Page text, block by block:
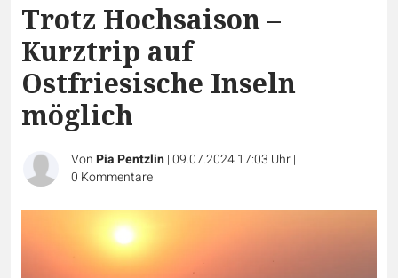
Trotz Hochsaison –
Kurztrip auf
Ostfriesische Inseln
möglich
VonPia Pentzlin|09.07.2024 17:03 Uhr|
0 Kommentare